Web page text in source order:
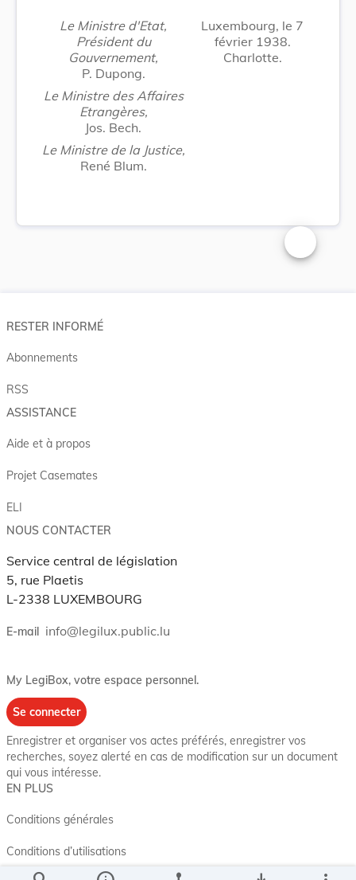
Le Ministre d'Etat,
Président du
Gouvernement,
P. Dupong.
Le Ministre des Affaires
Etrangères,
Jos. Bech.
Le Ministre de la Justice,
René Blum.
Luxembourg, le 7
février 1938.
Charlotte.
Changer la
RESTER INFORMÉ
Abonnements
RSS
ASSISTANCE
Aide et à propos
Projet Casemates
ELI
NOUS CONTACTER
Service central de législation
5, rue Plaetis
L-2338 LUXEMBOURG
E-mail info@legilux.public.lu
My LegiBox, votre espace personnel.
Se connecter
Enregistrer et organiser vos actes préférés, enregistrer vos
recherches, soyez alerté en cas de modification sur un document
qui vous intéresse.
EN PLUS
Conditions générales
Conditions d’utilisations